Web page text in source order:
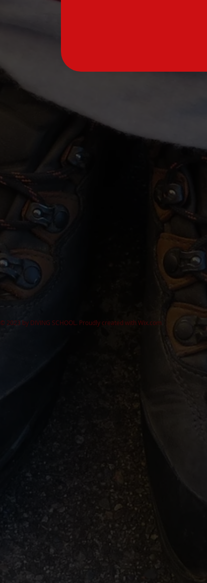
© 2023 by DIVING SCHOOL. Proudly created with Wix.com